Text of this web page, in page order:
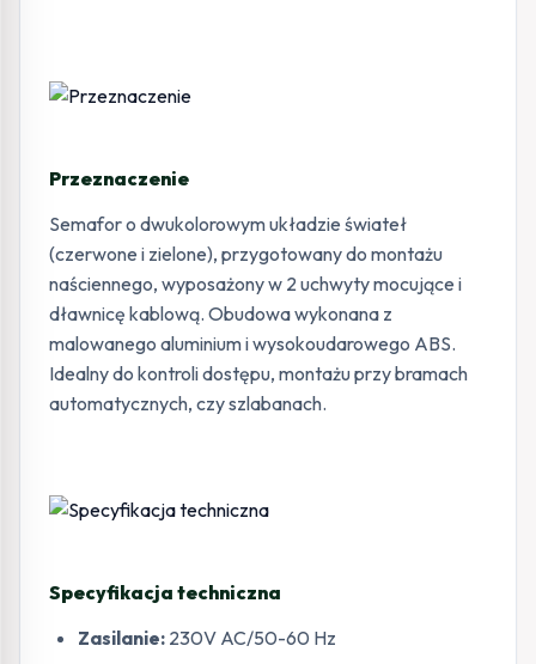
Przeznaczenie
Semafor o dwukolorowym układzie świateł
(czerwone i zielone), przygotowany do montażu
naściennego, wyposażony w 2 uchwyty mocujące i
dławnicę kablową. Obudowa wykonana z
malowanego aluminium i wysokoudarowego ABS.
Idealny do kontroli dostępu, montażu przy bramach
automatycznych, czy szlabanach.
Specyfikacja techniczna
Zasilanie: 230V AC/50-60 Hz